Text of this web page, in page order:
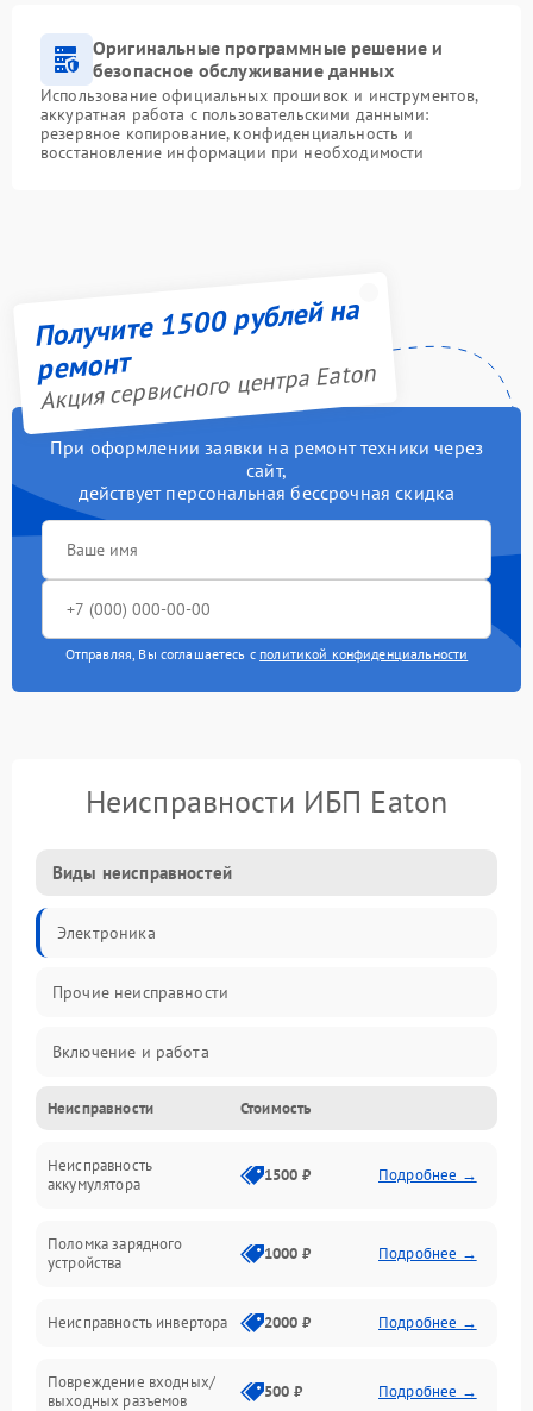
Оригинальные программные решение и
безопасное обслуживание данных
Использование официальных прошивок и инструментов,
аккуратная работа с пользовательскими данными:
резервное копирование, конфиденциальность и
восстановление информации при необходимости
Получите 1500 рублей на
ремонт
Акция сервисного центра Eaton
При оформлении заявки на ремонт техники через
сайт,
действует персональная бессрочная скидка
Отправляя, Вы соглашаетесь с политикой конфиденциальности
Неисправности ИБП Eaton
Виды неисправностей
Электроника
Прочие неисправности
Включение и работа
Работа с нагрузкой
Звук и индикация
Неисправности Стоимость
Неисправность
аккумулятора
1500 ₽ Подробнее →
Поломка зарядного
устройства
1000 ₽ Подробнее →
Неисправность инвертора 2000 ₽ Подробнее →
Повреждение входных/
выходных разъемов
500 ₽ Подробнее →